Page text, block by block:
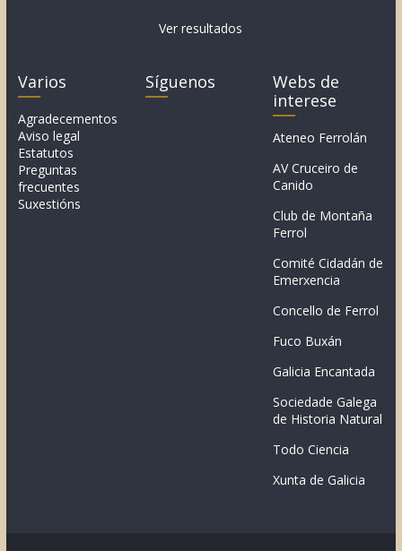
Ver resultados
Varios
Agradecementos
Aviso legal
Estatutos
Preguntas
frecuentes
Suxestións
Síguenos
Webs de
interese
Ateneo Ferrolán
AV Cruceiro de
Canido
Club de Montaña
Ferrol
Comité Cidadán de
Emerxencia
Concello de Ferrol
Fuco Buxán
Galicia Encantada
Sociedade Galega
de Historia Natural
Todo Ciencia
Xunta de Galicia